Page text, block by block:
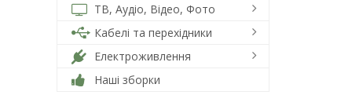
ТВ, Аудіо, Відео, Фото
Кабелі та перехідники
Електроживлення
Наші зборки